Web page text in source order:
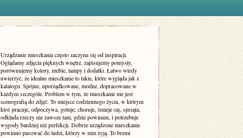
Urządzanie mieszkania często zaczyna się od inspiracji.
Oglądamy zdjęcia pięknych wnętrz, zapisujemy pomysły,
porównujemy kolory, meble, lampy i dodatki. Łatwo wtedy
uwierzyć, że idealne mieszkanie to takie, które wygląda jak z
katalogu. Spójne, uporządkowane, modne, dopracowane w
każdym szczególe. Problem w tym, że mieszkanie nie jest
scenografią do zdjęć. To miejsce codziennego życia, w którym
ktoś pracuje, odpoczywa, gotuje, choruje, śmieje się, sprząta,
odkłada rzeczy nie zawsze tam, gdzie powinien, i potrzebuje
wygody bardziej niż perfekcji. Dobrze urządzone mieszkanie
powinno pasować do ludzi, którzy w nim żyją. To brzmi